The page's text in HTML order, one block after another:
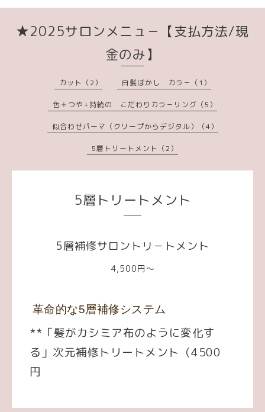
★2025サロンメニュ－【支払方法/現
金のみ】
カット（2） 白髪ぼかし カラ－（1）
色＋つや+持続の こだわりカラ－リング（5）
似合わせパーマ（クリープからデジタル）（4）
5層トリートメント（2）
5層トリートメント
5層補修サロントリ－トメント
4,500円～
革命的な5層補修システム
**「髪がカシミア布のように変化す
る」次元補修トリートメント（4500
円